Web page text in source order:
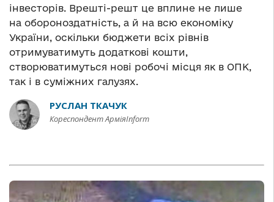
інвесторів. Врешті-решт це вплине не лише
на обороноздатність, а й на всю економіку
України, оскільки бюджети всіх рівнів
отримуватимуть додаткові кошти,
створюватимуться нові робочі місця як в ОПК,
так і в суміжних галузях.
РУСЛАН ТКАЧУК
Кореспондент АрміяInform